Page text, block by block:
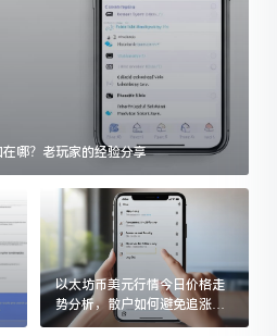
哪？老玩家的经验分享
以太坊币美元行情今日价格走
势分析，散户如何避免追涨杀
跌被套牢